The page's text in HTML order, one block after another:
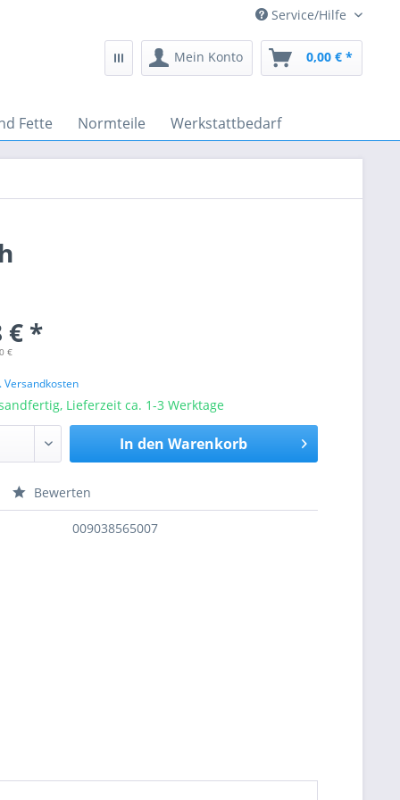
Service/Hilfe
Mein Konto 0,00 € *
Fette Normteile Werkstattbedarf
€ *
€
Versandkosten
Lieferzeit ca. 1-3 Werktage
In den Warenkorb
Bewerten
009038565007